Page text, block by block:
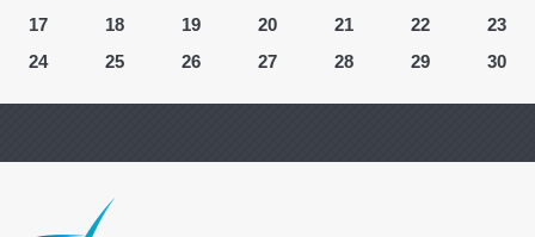
17
18 19 20 21 22
23
24
25 26 27 28 29 30